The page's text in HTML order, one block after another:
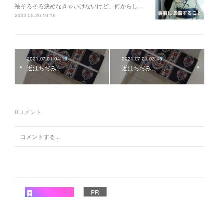
袖そろそろ決めなきゃいけないけど、何からし…
2022.05.26 10:19
2021.07.01 04:19
近江ちぢみ
2021.07.01 03:45
近江ちぢみ
0コメント
PR